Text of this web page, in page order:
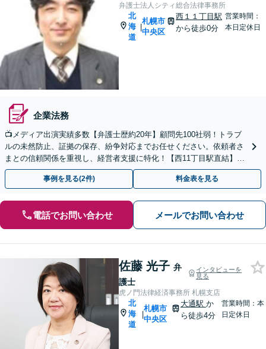
弁護士法人シティ総合法律事務所
北
海
道
|
札幌市
中央区
西１１丁目駅
から徒歩0分
営業時間：
本日定休日
企業法務
📺メディア出演実績多数【弁護士歴約20年】顧問先100社弱！トラブ
ルの未然防止、証拠の保存、紛争対応までお任せください。依頼者さ
まとの信頼関係を重視し、経営者支援に特化！【西11丁目駅直結】
【初回相談無料】【24時間365日対応】
事例を見る(2件) 料金表を見る
電話でお問い合わせ メールでお問い合わせ
佐藤 光子 弁
護士
インタビューを
見る
虎ノ門法律経済事務所 札幌支店
北
海
道
|
札幌市
中央区
大通駅 か
ら徒歩4分
営業時間：本
日定休日